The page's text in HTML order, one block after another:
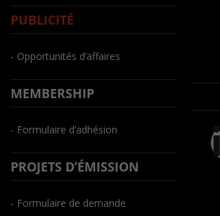
PUBLICITÉ
- Opportunités d’affaires
MEMBERSHIP
- Formulaire d’adhésion
PROJETS D’ÉMISSION
- Formulaire de demande